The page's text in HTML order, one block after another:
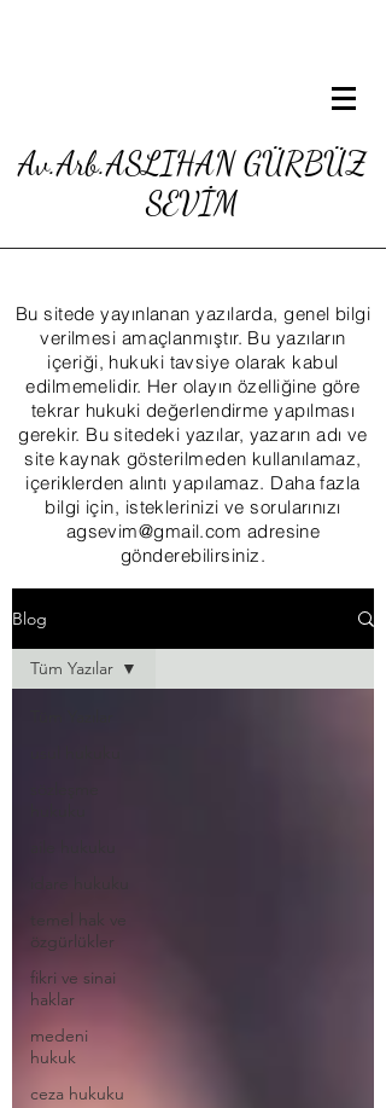
Av.Arb.ASLIHAN GÜRBÜZ
SEVİM
Bu sitede yayınlanan yazılarda, genel bilgi
verilmesi amaçlanmıştır. Bu yazıların
içeriği, hukuki tavsiye olarak kabul
edilmemelidir. Her olayın özelliğine göre
tekrar hukuki değerlendirme yapılması
gerekir. Bu sitedeki yazılar, yazarın adı ve
site kaynak gösterilmeden kullanılamaz,
içeriklerden alıntı yapılamaz. Daha fazla
bilgi için, isteklerinizi ve sorularınızı
agsevim@gmail.com adresine
gönderebilirsiniz.
Blog
temel hak ve
özgürlükler
fikri ve sinai
haklar
medeni
hukuk
ceza hukuku
Tüm Yazılar